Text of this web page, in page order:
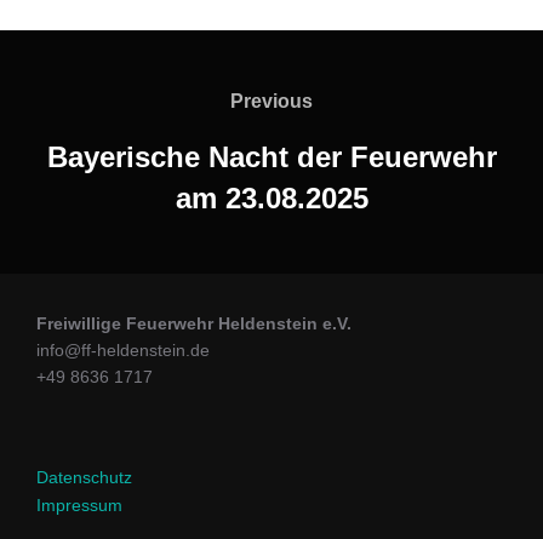
Previous
Bayerische Nacht der Feuerwehr
am 23.08.2025
Freiwillige Feuerwehr Heldenstein e.V.
info@ff-heldenstein.de
+49 8636 1717
Datenschutz
Impressum